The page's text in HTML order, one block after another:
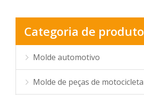
Categoria de produto
Molde automotivo
Molde de peças de motocicleta